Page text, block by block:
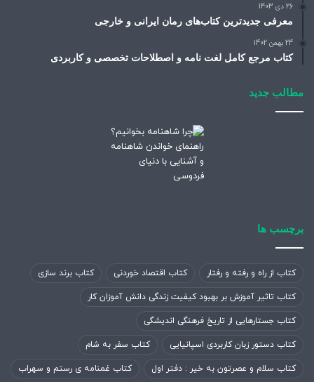
26 دی 1403
معرفی جدیدترین کتاب‌های رمان ایرانی و خارجی
24 بهمن 1402
کتاب مرجع کامل لغت نامه و اصطلاحات تخصصی و کاربردی
مطالب جدید
برچسب ها
کتاب از راه و رفته و رفتار کتاب اقتصاد خوردنی کتاب برند سازی
کتاب تاثیر آموزش بر بهبود کیفیت زندگی دانش آموزان کار
کتاب جستارهایی از تاریخ فرهنگی اندیشگی
کتاب دستور زبان کاربردی اسپانیایی کتاب سفر به شام
کتاب سلام و عصرتون به خیر : دفتر اول کتاب غمنامه ی رستم و سهراب